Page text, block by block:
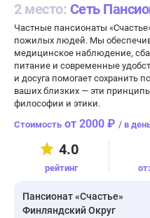
2 место: Сеть
Частные пансионаты
пожилых людей. Мы
медицинское наблюдение,
питание и современные
и досуга помогает сохранить
ваших близких — эти
философии и этики.
4.0
рейтинг
от 2000 ₽ / в
Пансионат «Счастье»
Финляндский Округ